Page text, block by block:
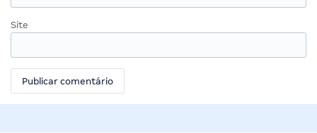
Site